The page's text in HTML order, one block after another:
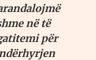
në të
për